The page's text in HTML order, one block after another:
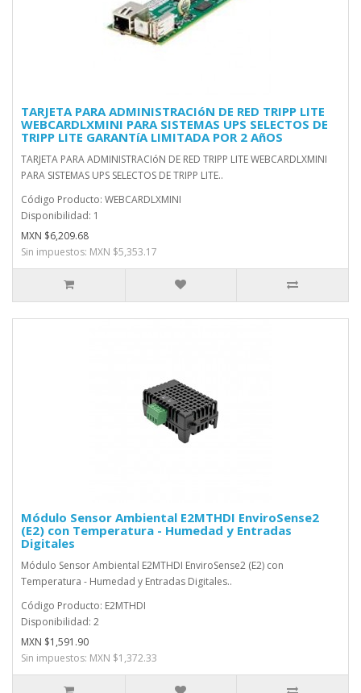
TARJETA PARA ADMINISTRACIóN DE RED TRIPP LITE
WEBCARDLXMINI PARA SISTEMAS UPS SELECTOS DE
TRIPP LITE GARANTíA LIMITADA POR 2 AñOS
TARJETA PARA ADMINISTRACIóN DE RED TRIPP LITE WEBCARDLXMINI
PARA SISTEMAS UPS SELECTOS DE TRIPP LITE..
Código Producto: WEBCARDLXMINI
Disponibilidad: 1
MXN $6,209.68
Sin impuestos: MXN $5,353.17
Módulo Sensor Ambiental E2MTHDI EnviroSense2
(E2) con Temperatura - Humedad y Entradas
Digitales
Módulo Sensor Ambiental E2MTHDI EnviroSense2 (E2) con
Temperatura - Humedad y Entradas Digitales..
Código Producto: E2MTHDI
Disponibilidad: 2
MXN $1,591.90
Sin impuestos: MXN $1,372.33